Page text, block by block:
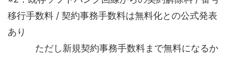
移行手数料 / 契約事務手数料は無料化との公式発表
あり
ただし新規契約事務手数料まで無料になるか